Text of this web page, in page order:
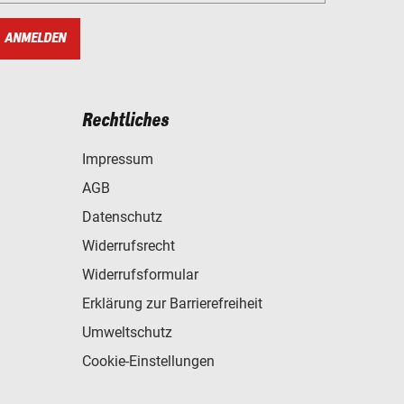
ANMELDEN
Rechtliches
Impressum
AGB
Datenschutz
Widerrufsrecht
Widerrufsformular
Erklärung zur Barrierefreiheit
Umweltschutz
Cookie-Einstellungen